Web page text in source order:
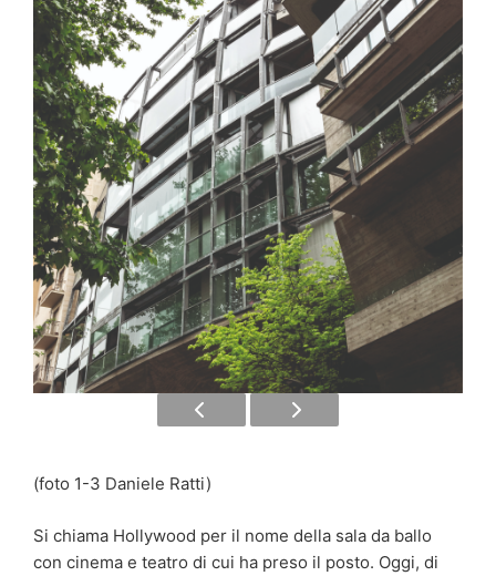
(foto 1-3 Daniele Ratti)
Si chiama Hollywood per il nome della sala da ballo
con cinema e teatro di cui ha preso il posto. Oggi, di